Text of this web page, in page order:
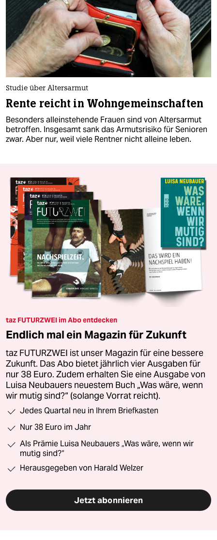
Studie über Altersarmut
Rente reicht in Wohngemeinschaften
Besonders alleinstehende Frauen sind von Altersarmut
betroffen. Insgesamt sank das Armutsrisiko für Senioren
zwar. Aber nur, weil viele Rentner nicht alleine leben.
taz FUTURZWEI im Abo entdecken
Endlich mal ein Magazin für Zukunft
taz FUTURZWEI ist unser Magazin für eine bessere
Zukunft. Das Abo bietet jährlich vier Ausgaben für
nur 38 Euro. Zudem erhalten Sie eine Ausgabe von
Luisa Neubauers neuestem Buch „Was wäre, wenn
wir mutig sind?“ (solange Vorrat reicht).
Jedes Quartal neu in Ihrem Briefkasten
Nur 38 Euro im Jahr
Als Prämie Luisa Neubauers „Was wäre, wenn wir
mutig sind?“
Herausgegeben von Harald Welzer
Jetzt abonnieren